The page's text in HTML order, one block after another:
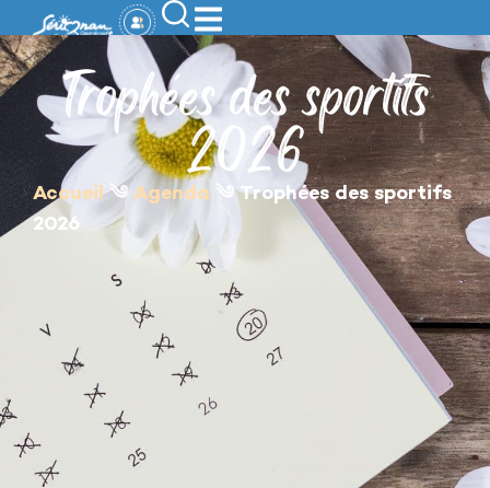
principal
Trophées des sportifs
2026
Accueil༄ Agenda ༄Trophées des sportifs
2026